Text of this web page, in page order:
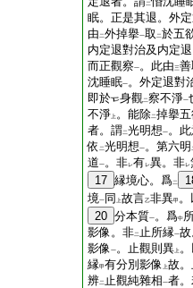
二
眠。正是其退。外
由 二外掉擧一取 二於五
内定退對治及内定
而正觀察一。此由三
沈睡眠一。外定退對
即於
身觀二察不淨一
不淨 上 。能除二掉擧
者。謂二光明想一。
依 二光明想一。第六明
道一。非レ有レ異。非レ
17 縁境心。爲二
境一 同 上故言乙非異甲 。
20 分本質一。爲中
影像。非二止所縁一
影像一。止觀則異 上
縁甲有分別影像 上故
辨二止觀純雜相一者